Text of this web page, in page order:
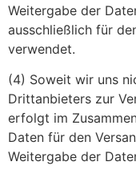
Weitergabe der
ausschließlich für
verwendet.
(4) Soweit wir uns
Drittanbieters zur
erfolgt im
Daten für den
Weitergabe der